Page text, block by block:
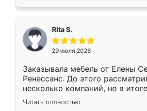
Rita S.
29 июля 2026
Заказывала мебель от Елены
Ренессанс. До этого
несколько компаний, но в
эту. Сначала обговорили
приехал замерщик, всё
Читать полностью